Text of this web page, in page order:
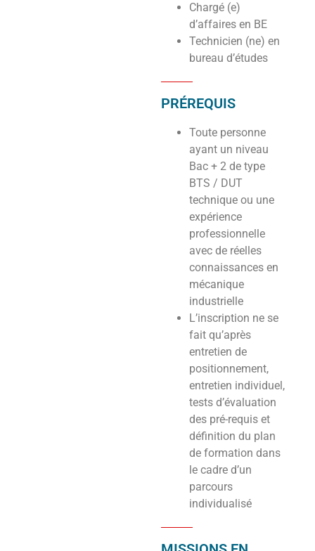
Chargé (e)
d’affaires en BE
Technicien (ne) en
bureau d’études
PRÉREQUIS
Toute personne
ayant un niveau
Bac + 2 de type
BTS / DUT
technique ou une
expérience
professionnelle
avec de réelles
connaissances en
mécanique
industrielle
L’inscription ne se
fait qu’après
entretien de
positionnement,
entretien individuel,
tests d’évaluation
des pré-requis et
définition du plan
de formation dans
le cadre d’un
parcours
individualisé